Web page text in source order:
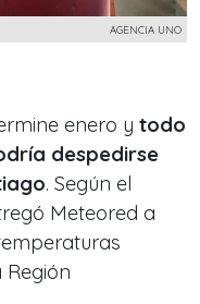
AGENCIA UNO
enero y todo
despedirse
. Según el
Meteored a